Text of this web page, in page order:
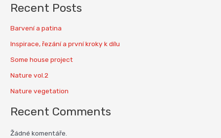
Recent Posts
Barvení a patina
Inspirace, řezání a první kroky k dílu
Some house project
Nature vol.2
Nature vegetation
Recent Comments
Žádné komentáře.